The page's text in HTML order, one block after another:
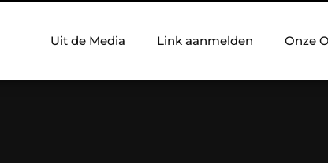
Uit de Media Link aanmelden Onze